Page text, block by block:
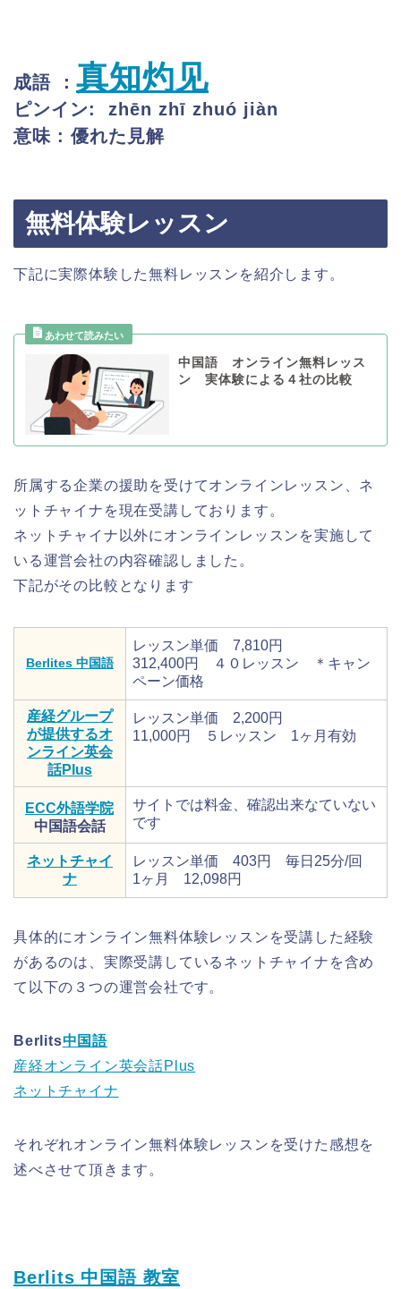
成語 ： 真知灼见
ピンイン: zhēn zhī zhuó jiàn
意味 : 優れた見解
無料体験レッスン
下記に実際体験した無料レッスンを紹介します。
中国語 オンライン無料レッス
ン 実体験による４社の比較
所属する企業の援助を受けてオンラインレッスン、ネ
ットチャイナを現在受講しております。
ネットチャイナ以外にオンラインレッスンを実施して
いる運営会社の内容確認しました。
下記がその比較となります
Berlites 中国語
レッスン単価 7,810円
312,400円 ４０レッスン ＊キャン
ペーン価格
産経グループ
が提供するオ
ンライン英会
話Plus
レッスン単価 2,200円
11,000円 ５レッスン 1ヶ月有効
ECC外語学院
中国語会話
サイトでは料金、確認出来なていない
です
ネットチャイ
ナ
レッスン単価 403円 毎日25分/回
1ヶ月 12,098円
具体的にオンライン無料体験レッスンを受講した経験
があるのは、実際受講しているネットチャイナを含め
て以下の３つの運営会社です。
Berlits中国語
産経オンライン英会話Plus
ネットチャイナ
それぞれオンライン無料体験レッスンを受けた感想を
述べさせて頂きます。
Berlits 中国語 教室